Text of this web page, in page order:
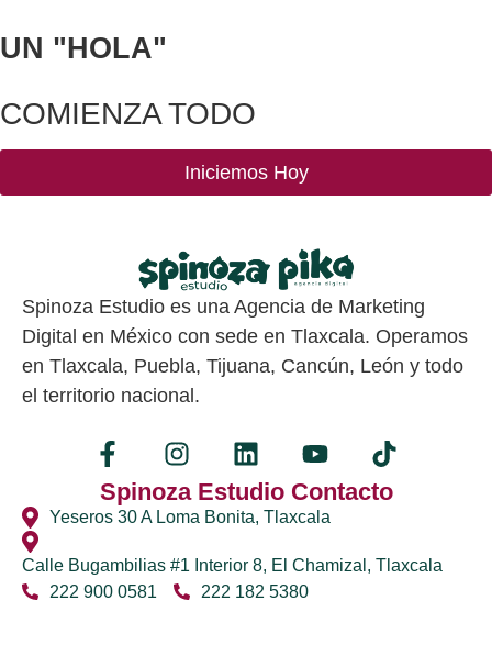
UN "HOLA"
COMIENZA TODO
Iniciemos Hoy
Spinoza Estudio es una Agencia de Marketing
Digital en México con sede en Tlaxcala. Operamos
en Tlaxcala, Puebla, Tijuana, Cancún, León y todo
el territorio nacional.
Spinoza Estudio Contacto
Yeseros 30 A Loma Bonita, Tlaxcala
Calle Bugambilias #1 Interior 8, El Chamizal, Tlaxcala
222 900 0581
222 182 5380